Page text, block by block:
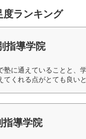
度ランキング
指導学院
塾に通えていることと、
てくれる点がとても良い
指導学院